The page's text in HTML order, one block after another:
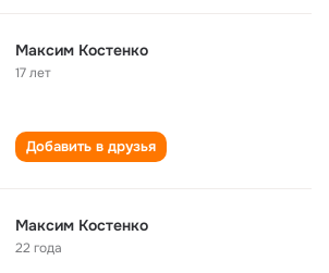
Максим Костенко
17 лет
Добавить в друзья
Максим Костенко
22 года